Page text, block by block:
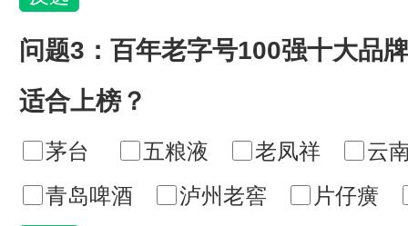
问题3：百年老字号100强十大品
适合上榜？
茅台 五粮液 老凤祥
云
青岛啤酒
泸州老窖 片仔癀